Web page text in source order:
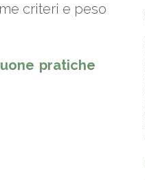
criteri e peso
pratiche